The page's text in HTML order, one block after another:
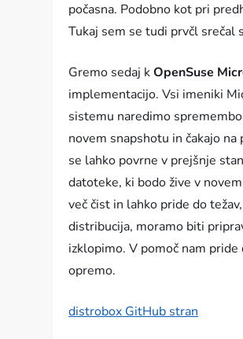
počasna. Podobno kot pri
Tukaj sem se tudi prvčl srečal
Gremo sedaj kOpenSuse
implementacijo. Vsi imeniki
sistemu naredimo
novem snapshotu in čakajo
se lahko povrne v prejšnje
datoteke, ki bodo žive v
več čist in lahko pride do
distribucija, moramo biti
izklopimo. V pomoč nam
opremo.
distrobox GitHub stran